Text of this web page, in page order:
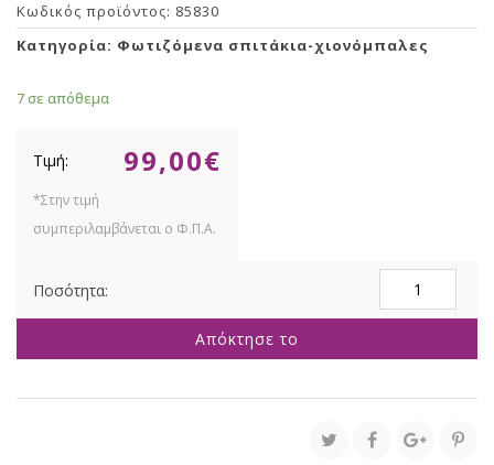
Κωδικός προϊόντος: 85830
Κατηγορία: Φωτιζόμενα σπιτάκια-χιονόμπαλες
7 σε απόθεμα
99,00€
ΦΩΤΙΖΟΜΕΝΗ
ΟΙΚΟΓΕΝΕΙΑ
ΠΟΙ
ΟΨΗΣ
Απόκτησε το